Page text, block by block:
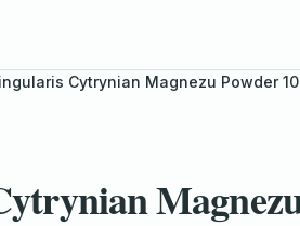
Cytrynian Magnezu Powder